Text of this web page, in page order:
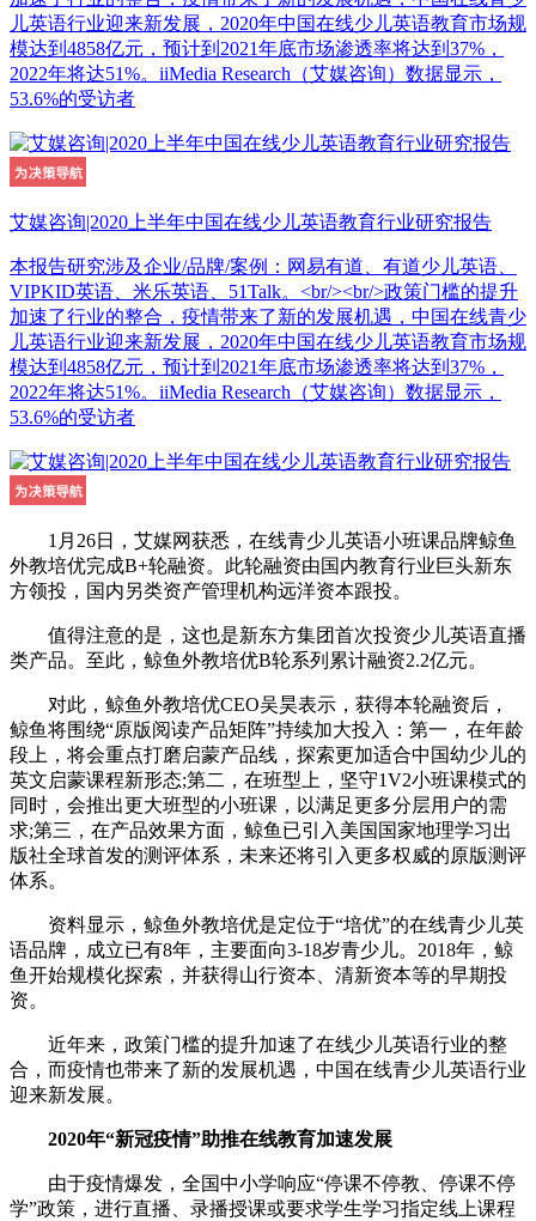
儿英语行业迎来新发展，2020年中国在线少儿英语教育市场规
模达到4858亿元，预计到2021年底市场渗透率将达到37%，
2022年将达51%。iiMedia Research（艾媒咨询）数据显示，
53.6%的受访者
艾媒咨询|2020上半年中国在线少儿英语教育行业研究报告
本报告研究涉及企业/品牌/案例：网易有道、有道少儿英语、
VIPKID英语、米乐英语、51Talk。<br/><br/>政策门槛的提升
加速了行业的整合，疫情带来了新的发展机遇，中国在线青少
儿英语行业迎来新发展，2020年中国在线少儿英语教育市场规
模达到4858亿元，预计到2021年底市场渗透率将达到37%，
2022年将达51%。iiMedia Research（艾媒咨询）数据显示，
53.6%的受访者
1月26日，艾媒网获悉，在线青少儿英语小班课品牌鲸鱼
外教培优完成B+轮融资。此轮融资由国内教育行业巨头新东
方领投，国内另类资产管理机构远洋资本跟投。
值得注意的是，这也是新东方集团首次投资少儿英语直播
类产品。至此，鲸鱼外教培优B轮系列累计融资2.2亿元。
对此，鲸鱼外教培优CEO吴昊表示，获得本轮融资后，
鲸鱼将围绕“原版阅读产品矩阵”持续加大投入：第一，在年龄
段上，将会重点打磨启蒙产品线，探索更加适合中国幼少儿的
英文启蒙课程新形态;第二，在班型上，坚守1V2小班课模式的
同时，会推出更大班型的小班课，以满足更多分层用户的需
求;第三，在产品效果方面，鲸鱼已引入美国国家地理学习出
版社全球首发的测评体系，未来还将引入更多权威的原版测评
体系。
资料显示，鲸鱼外教培优是定位于“培优”的在线青少儿英
语品牌，成立已有8年，主要面向3-18岁青少儿。2018年，鲸
鱼开始规模化探索，并获得山行资本、清新资本等的早期投
资。
近年来，政策门槛的提升加速了在线少儿英语行业的整
合，而疫情也带来了新的发展机遇，中国在线青少儿英语行业
迎来新发展。
2020年“新冠疫情”助推在线教育加速发展
由于疫情爆发，全国中小学响应“停课不停教、停课不停
学”政策，进行直播、录播授课或要求学生学习指定线上课程